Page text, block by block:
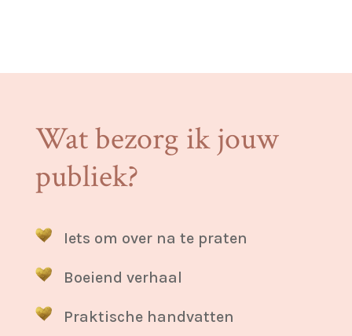
Wat bezorg ik jouw
publiek?
Iets om over na te praten
Boeiend verhaal
Praktische handvatten